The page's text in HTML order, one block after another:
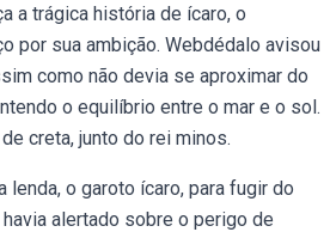
a trágica história de ícaro, o
por sua ambição. Webdédalo avisou
como não devia se aproximar do
o equilíbrio entre o mar e o sol.
creta, junto do rei minos.
o garoto ícaro, para fugir do
alertado sobre o perigo de